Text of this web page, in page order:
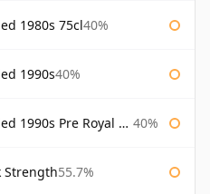
1980s 75cl40%
1990s40%
Pre Royal Warrant 40%
Strength55.7%